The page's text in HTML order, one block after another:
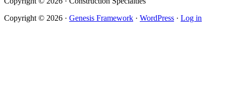
Copyright © 2026 · Genesis Framework · WordPress · Log in